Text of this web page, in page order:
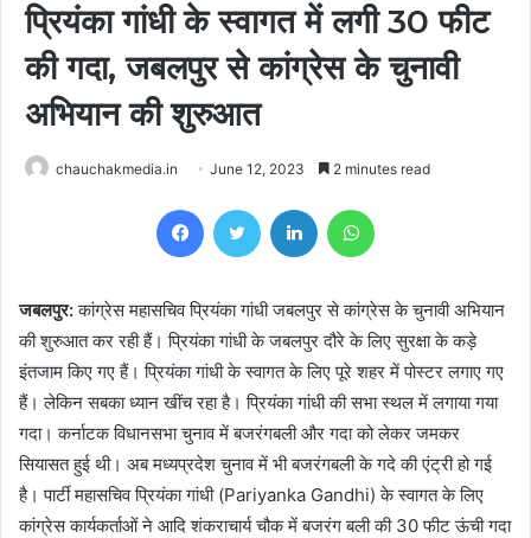
प्रियंका गांधी के स्वागत में लगी 30 फीट
की गदा, जबलपुर से कांग्रेस के चुनावी
अभियान की शुरुआत
chauchakmedia.in June 12, 2023 2 minutes read
FacebookTwitter LinkedIn
जबलपुर:कांग्रेस महासचिव प्रियंका गांधी जबलपुर से कांग्रेस के चुनावी अभियान
की शुरुआत कर रही हैं। प्रियंका गांधी के जबलपुर दौरे के लिए सुरक्षा के कड़े
इंतजाम किए गए हैं। प्रियंका गांधी के स्वागत के लिए पूरे शहर में पोस्टर लगाए गए
हैं। लेकिन सबका ध्यान खींच रहा है। प्रियंका गांधी की सभा स्थल में लगाया गया
गदा। कर्नाटक विधानसभा चुनाव में बजरंगबली और गदा को लेकर जमकर
सियासत हुई थी। अब मध्यप्रदेश चुनाव में भी बजरंगबली के गदे की एंट्री हो गई
है। पार्टी महासचिव प्रियंका गांधी (Pariyanka Gandhi) के स्वागत के लिए
कांग्रेस कार्यकर्ताओं ने आदि शंकराचार्य चौक में बजरंग बली की 30 फीट ऊंची गदा